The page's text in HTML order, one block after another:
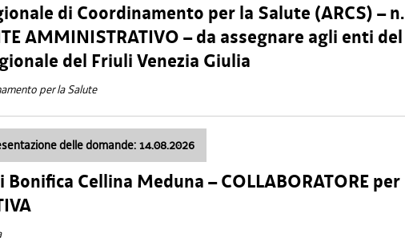
di Coordinamento per la Salute (ARCS) – n.
AMMINISTRATIVO – da assegnare agli enti del
del Friuli Venezia Giulia
per la Salute
delle domande: 14.08.2026
Cellina Meduna – COLLABORATORE per